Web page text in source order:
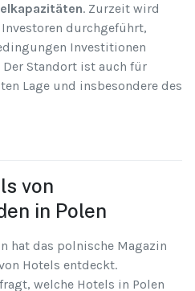
. Zurzeit wird
durchgeführt,
Investitionen
Standort ist auch für
Lage und insbesondere des
von
in Polen
hat das polnische Magazin
Hotels entdeckt.
welche Hotels in Polen